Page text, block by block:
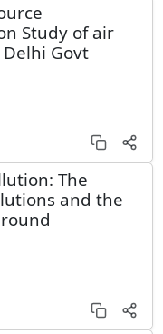
Study of air
Govt
The
and the